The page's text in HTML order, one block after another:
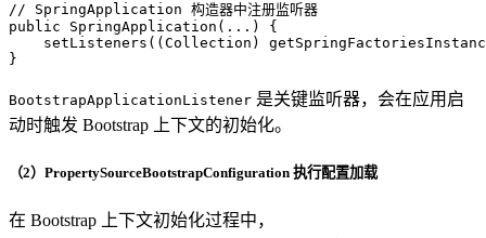
// SpringApplication 构造器中注册监听器
public
SpringApplication (...)
{
setListeners((Collection)
}
BootstrapApplicationListener 是关键监听器，会在应用启
动时触发 Bootstrap 上下文的初始化。
（2）PropertySourceBootstrapConfiguration 执行配置加载
在 Bootstrap 上下文初始化过程中，